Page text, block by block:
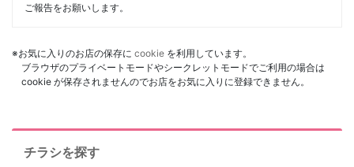
ご報告をお願いします。
※お気に入りのお店の保存に cookie を利用しています。
ブラウザのプライベートモードやシークレットモードでご利用の場合は
cookie が保存されませんのでお店をお気に入りに登録できません。
チラシを探す